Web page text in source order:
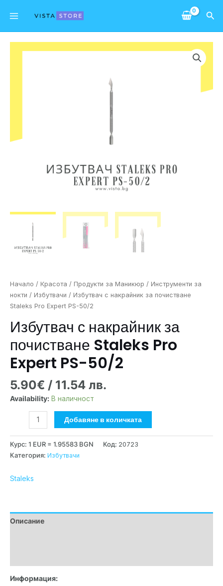
Начало / Красота / Продукти за Маникюр / Инструменти за
нокти / Избутвачи / Избутвач с накрайник за почистване
Staleks Pro Expert PS-50/2
Избутвач с накрайник за
почистване Staleks Pro
Expert PS-50/2
5.90€ / 11.54 лв.
Availability: В наличност
Добавяне в количката
Курс: 1 EUR = 1.95583 BGN Код: 20723
Категория: Избутвачи
Staleks
Описание
Информация: